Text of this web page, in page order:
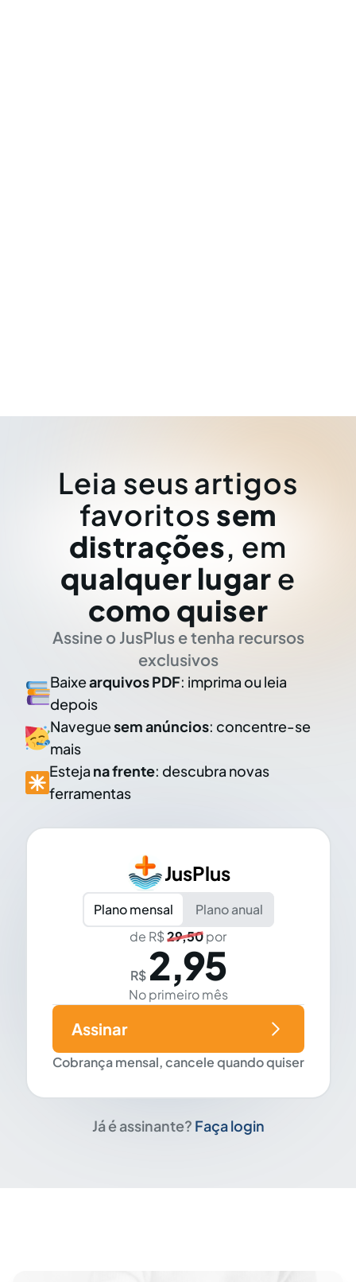
Leia seus artigos
favoritos sem
distrações, em
qualquer lugar e
como quiser
Assine o JusPlus e tenha recursos
exclusivos
Baixearquivos PDF: imprima ou leia
depois
Naveguesem anúncios: concentre-se
mais
Esteja na frente: descubra novas
ferramentas
JusPlus
Plano mensal
Plano anual
de R$29,50por
R$ 2,95
No primeiro mês
Cobrança mensal, cancele quando quiser
Assinar
Já é assinante? Faça login